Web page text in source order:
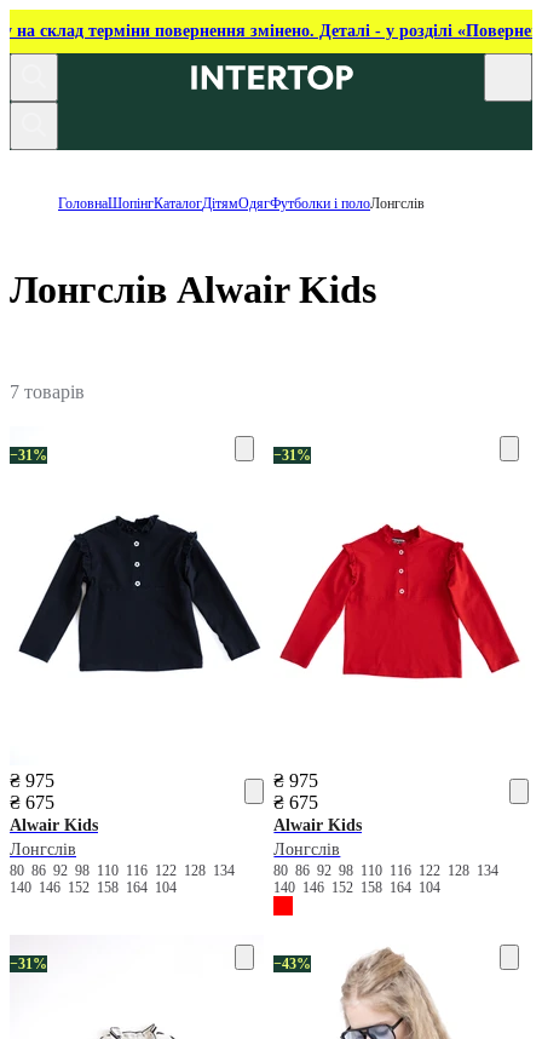
на склад терміни повернення змінено. Деталі - у розділі
ГоловнаШопінгКаталогДітямОдягФутболки і полоЛонгслів
Лонгслів Alwair Kids
7 товарів
−31%
₴ 975
₴ 675
Alwair Kids
Лонгслів
80 86 92 98 110 116 122 128 134
140 146 152 158 164 104
−31%
₴ 975
₴ 675
Alwair Kids
Лонгслів
80869298 110 116 122 128 134
140 146 152 158 164 104
−31% −43%